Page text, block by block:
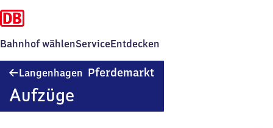
Bahnhof wählenServiceEntdecken
Langenhagen Pferdemarkt
Aufzüge